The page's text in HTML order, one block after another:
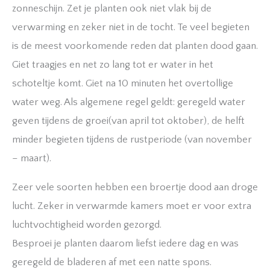
zonneschijn. Zet je planten ook niet vlak bij de
verwarming en zeker niet in de tocht. Te veel begieten
is de meest voorkomende reden dat planten dood gaan.
Giet traagjes en net zo lang tot er water in het
schoteltje komt. Giet na 10 minuten het overtollige
water weg. Als algemene regel geldt: geregeld water
geven tijdens de groei(van april tot oktober), de helft
minder begieten tijdens de rustperiode (van november
– maart).
Zeer vele soorten hebben een broertje dood aan droge
lucht. Zeker in verwarmde kamers moet er voor extra
luchtvochtigheid worden gezorgd.
Besproei je planten daarom liefst iedere dag en was
geregeld de bladeren af met een natte spons.